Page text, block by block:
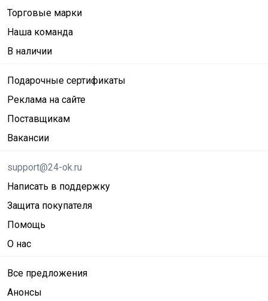
Торговые марки
Наша команда
В наличии
Подарочные сертификаты
Реклама на сайте
Поставщикам
Вакансии
support@24-ok.ru
Написать в поддержку
Защита покупателя
Помощь
О нас
Все предложения
Анонсы